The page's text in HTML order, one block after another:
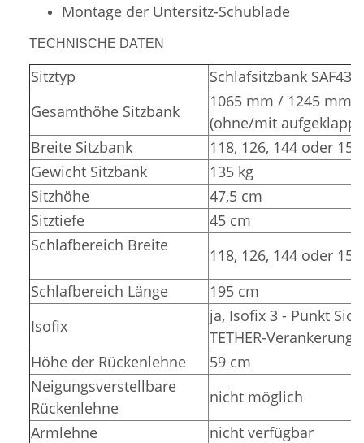
Montage der Untersitz-Schublade
TECHNISCHE DATEN
Sitztyp
Schlafsitzbank SAF43
Gesamthöhe Sitzbank
1065 mm / 1245 mm
(ohne/mit
Breite Sitzbank
118, 126, 144 oder
Gewicht Sitzbank
135 kg
Sitzhöhe
47,5 cm
Sitztiefe
45 cm
Schlafbereich Breite
118, 126, 144 oder
Schlafbereich Länge
195 cm
Isofix
ja, Isofix 3 - Punkt
TETHER-
Höhe der Rückenlehne
59 cm
Neigungsverstellbare
Rückenlehne
nicht möglich
Armlehne
nicht verfügbar